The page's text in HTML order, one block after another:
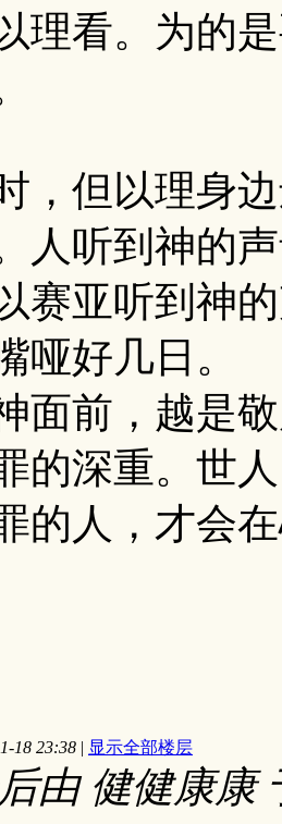
理看。为的
，但以理身
人听到神的
赛亚听到神
哑好几日。
面前，越是
的深重。世
的人，才会
18 23:38 | 显示全部楼层
由 健健康康